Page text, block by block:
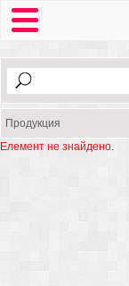
Продукция
Елемент не знайдено.